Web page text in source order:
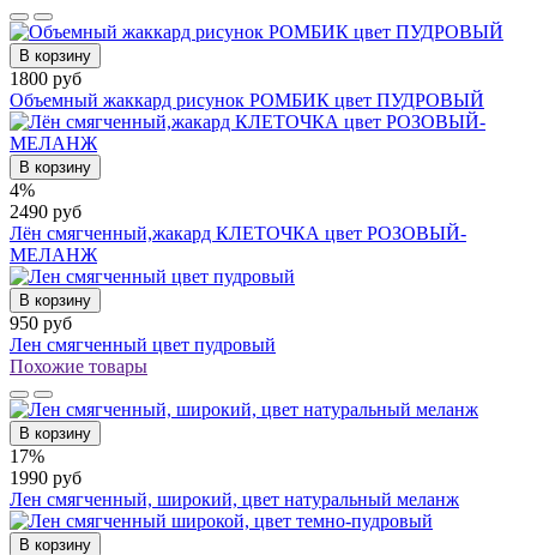
В корзину
1800 руб
Объемный жаккард рисунок РОМБИК цвет ПУДРОВЫЙ
В корзину
4%
2490 руб
Лён смягченный,жакард КЛЕТОЧКА цвет РОЗОВЫЙ-
МЕЛАНЖ
В корзину
950 руб
Лен смягченный цвет пудровый
Похожие товары
В корзину
17%
1990 руб
Лен смягченный, широкий, цвет натуральный меланж
В корзину